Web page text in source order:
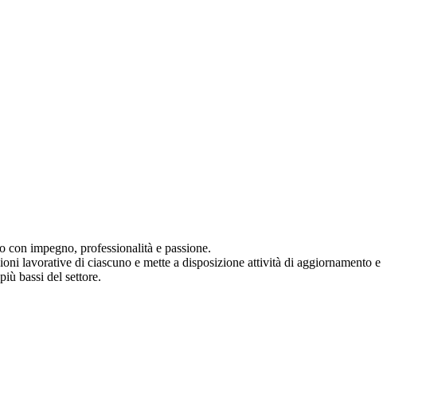
impegno, professionalità e passione.
lavorative di ciascuno e mette a disposizione attività di aggiornamento e
bassi del settore.